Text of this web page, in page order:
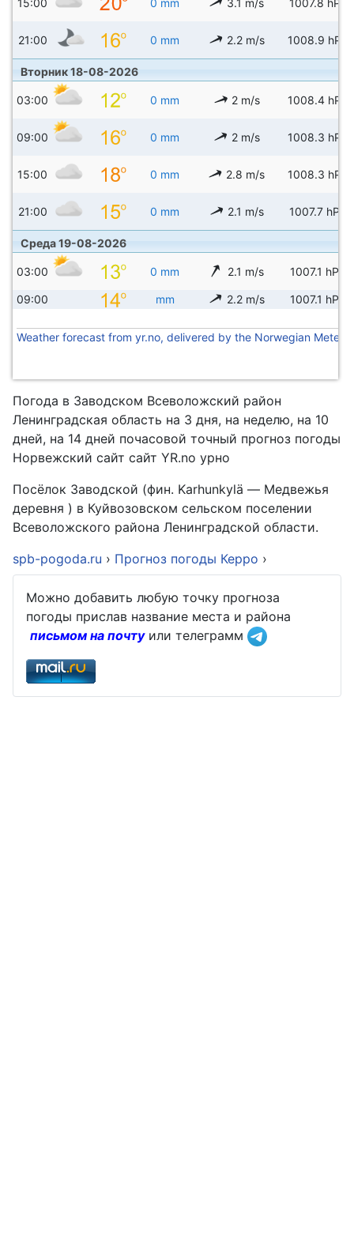
21:00 0 mm 2.2 m/s 1008.9 hPa
Вторник 18-08-2026
03:00 0 mm 2 m/s 1008.4 hPa
09:00 0 mm 2 m/s 1008.3 hPa
15:00 0 mm 2.8 m/s 1008.3 hPa
21:00 0 mm 2.1 m/s 1007.7 hPa
Среда 19-08-2026
03:00 0 mm 2.1 m/s 1007.1 hPa
09:00 mm 2.2 m/s 1007.1 hPa
Weather forecast from yr.no, delivered by the Norwegian
Погода в Заводском Всеволожский район
Ленинградская область на 3 дня, на неделю, на 10
дней, на 14 дней почасовой точный прогноз погоды
Норвежский сайт сайт YR.no урно
Посёлок Заводской (фин. Karhunkylä — Медвежья
деревня ) в Куйвозовском сельском поселении
Всеволожского района Ленинградской области.
spb-pogoda.ru › Прогноз погоды Керро ›
Можно добавить любую точку прогноза
погоды прислав название места и района
письмом на почтуили телеграмм